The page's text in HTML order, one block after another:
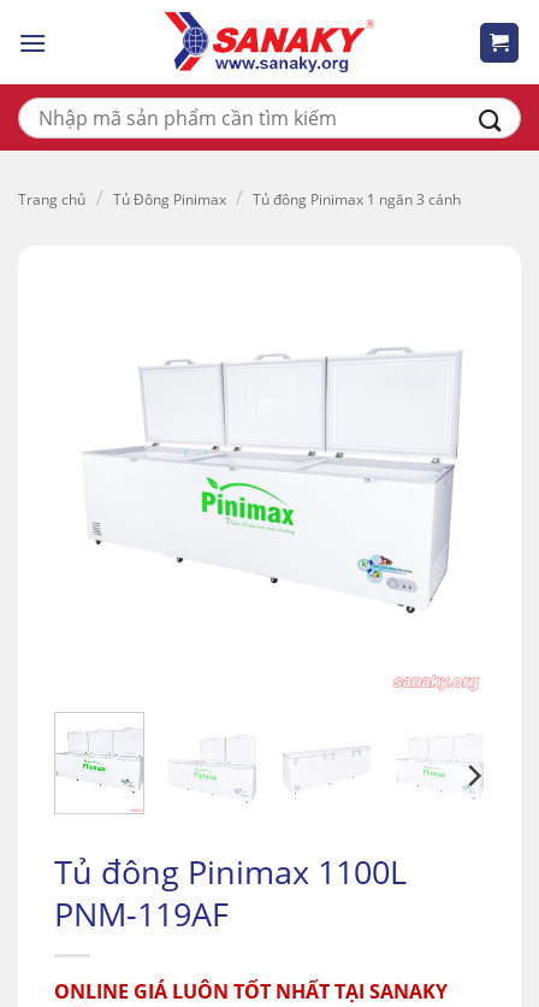
Tìm
kiếm:
Trang chủ / Tủ Đông Pinimax / Tủ đông Pinimax 1 ngăn 3 cánh
Tủ đông Pinimax 1100L
PNM-119AF
ONLINE GIÁ LUÔN TỐT NHẤT TẠI SANAKY